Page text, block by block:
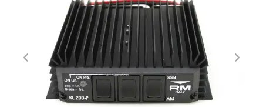
Previous Next